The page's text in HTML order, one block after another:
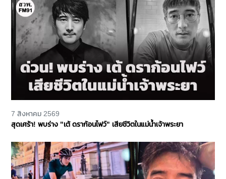
7 สิงหาคม 2569
สุดเศร้า! พบร่าง "เต้ ดราก้อนไฟว์" เสียชีวิตในแม่น้ำเจ้าพระยา